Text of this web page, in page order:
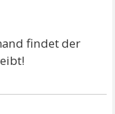
findet der